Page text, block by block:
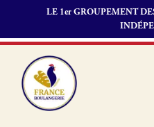
LE 1er GROUPEMENT